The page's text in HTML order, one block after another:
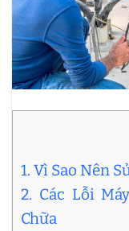
1. Vì Sao Nên
2. Các Lỗi
Chữa